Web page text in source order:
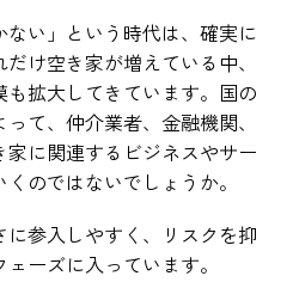
ない」という時代は、確実に
け空き家が増えている中、
拡大してきています。国の
て、仲介業者、金融機関、
に関連するビジネスやサー
のではないでしょうか。
参入しやすく、リスクを抑
ーズに入っています。